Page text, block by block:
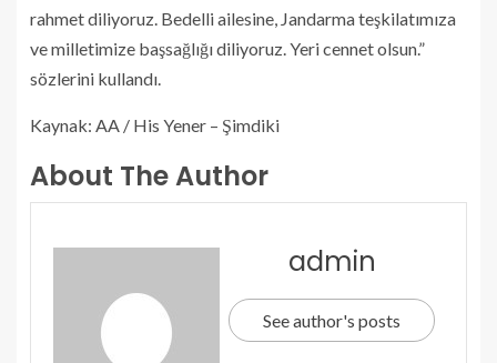
rahmet diliyoruz. Bedelli ailesine, Jandarma teşkilatımıza
ve milletimize başsağlığı diliyoruz. Yeri cennet olsun.”
sözlerini kullandı.
Kaynak: AA / His Yener – Şimdiki
About The Author
admin
See author's posts